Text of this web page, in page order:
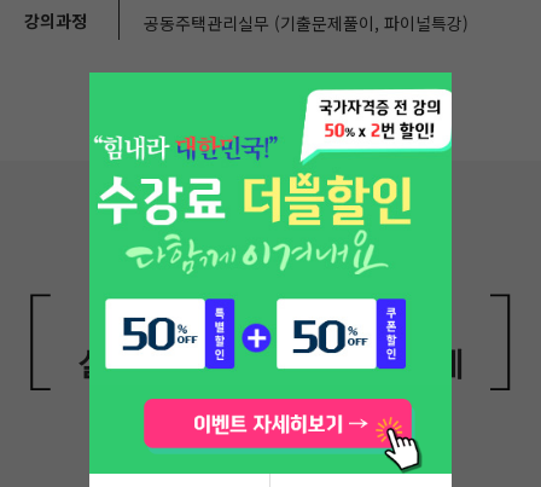
강의과정 공동주택관리실무 (기출문제풀이, 파이널특강)
연계 학습을 통한 실력 향상
실무 전문가의 풍부한 사례
강의!